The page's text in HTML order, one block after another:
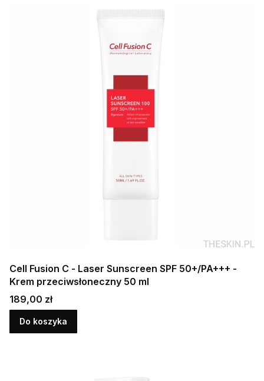
Cell Fusion C - Laser Sunscreen SPF 50+/PA+++ -
Krem przeciwsłoneczny 50 ml
Cena
189,00 zł
Do koszyka